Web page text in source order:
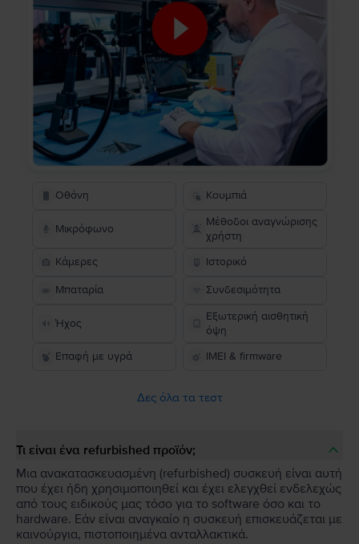
Οθόνη Κουμπιά
Μικρόφωνο
Μέθοδοι αναγνώρισης
χρήστη
Κάμερες
Ιστορικό
Μπαταρία Συνδεσιμότητα
Ήχος
Εξωτερική αισθητική
όψη
Επαφή με υγρά
IMEI & firmware
Δες όλα τα τεστ
Τι είναι ένα refurbished προϊόν;
Μια ανακατασκευασμένη (refurbished) συσκευή είναι αυτή
που έχει ήδη χρησιμοποιηθεί και έχει ελεγχθεί ενδελεχώς
από τους ειδικούς μας τόσο για το software όσο και το
hardware. Εάν είναι αναγκαίο η συσκευή επισκευάζεται με
καινούργια, πιστοποιημένα ανταλλακτικά.